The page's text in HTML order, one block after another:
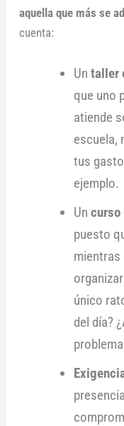
aquella que más se
cuenta:
Un taller
que uno
atiende
escuela,
tus
ejemplo.
Un curso
puesto
mientras
único
del día?